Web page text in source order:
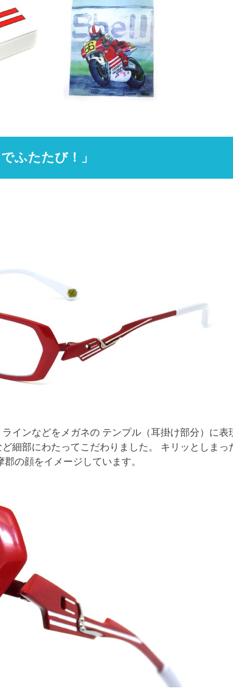
ふたたび！」
インなどをメガネの テンプル（耳掛け部分）に表
細部にわたってこだわりました。 キリッとしまっ
の顔をイメージしています。